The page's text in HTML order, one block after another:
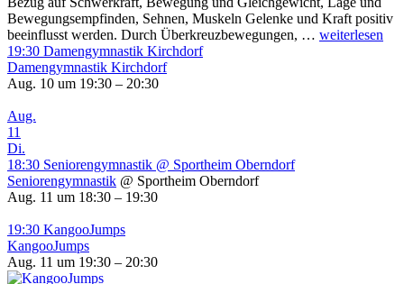
Bewegungsempfinden, Sehnen, Muskeln Gelenke und Kraft positiv
beeinflusst werden. Durch Überkreuzbewegungen, … weiterlesen
19:30 Damengymnastik Kirchdorf
Damengymnastik Kirchdorf
Aug. 10 um 19:30 – 20:30
Aug.
11
Di.
18:30 Seniorengymnastik @ Sportheim Oberndorf
Seniorengymnastik @ Sportheim Oberndorf
Aug. 11 um 18:30 – 19:30
19:30 KangooJumps
KangooJumps
Aug. 11 um 19:30 – 20:30